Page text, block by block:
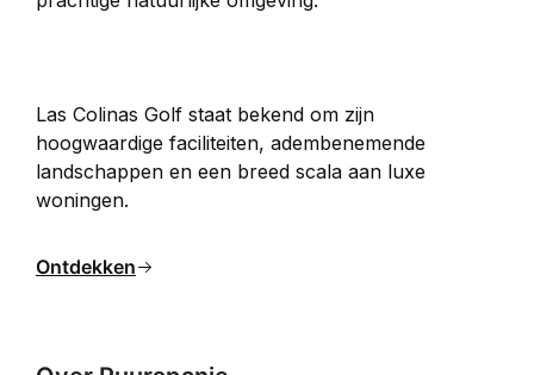
Las Colinas Golf staat bekend om zijn
hoogwaardige faciliteiten, adembenemende
landschappen en een breed scala aan luxe
woningen.
Ontdekken